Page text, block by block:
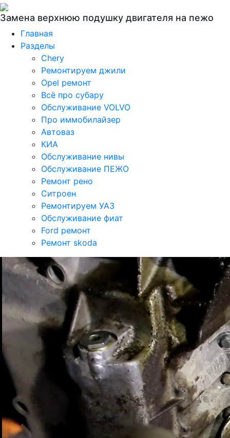
Замена верхнюю подушку двигателя на пежо
Главная
Разделы
Chery
Ремонтируем джили
Opel ремонт
Всё про субару
Обслуживание VOLVO
Про иммобилайзер
Автоваз
КИА
Обслуживание нивы
Обслуживание ПЕЖО
Ремонт рено
Ситроен
Ремонтируем УАЗ
Обслуживание фиат
Ford ремонт
Ремонт skoda